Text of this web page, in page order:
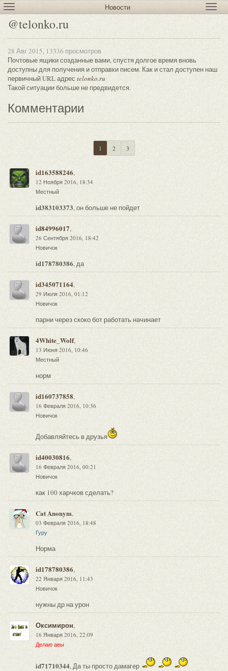
Новости
@telonko.ru
28 Авг 2015, 13336 просмотров
Почтовые ящики созданные вами, спустя долгое время вновь
доступны для получения и отправки писем. Как и стал доступен наш
первичный URL адрес telonko.ru
Такой ситуации больше не предвидется.
Комментарии
1 2 3
id163588246,
12 Ноября 2016, 18:34
Местный
id383103373, он больше не пойдет
id84996017,
26 Сентября 2016, 18:42
Новичок
id178780386, да
id345071164,
29 Июля 2016, 01:12
Новичок
парни через скоко бот работать начинает
4White_Wolf,
13 Июня 2016, 10:46
Местный
норм
id160737858,
16 Февраля 2016, 10:36
Новичок
Добавляйтесь в друзья
id40030816,
16 Февраля 2016, 00:21
Новичок
как 100 харчков сделать?
Cat Anonym,
03 Февраля 2016, 18:48
Гуру
Норма
id178780386,
22 Января 2016, 11:43
Новичок
нужны др на урон
Оксимирон,
16 Января 2016, 22:09
Делаю авы
id71710344, Да ты просто дамагер